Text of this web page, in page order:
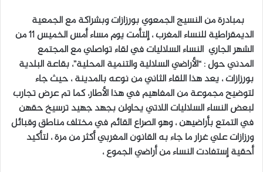
بمبادرة من النسيج الجمعوي بورزازات وبشراكة مع الجمعية
الديمقراطية للنساء المغرب ، إلتأمت يوم مساء أمس الخميس 11 من
الشهر الجاري النساء السلاليات في لقاء تواصلي مع المجتمع
المدني حول : “الأراضي السلالية والتنمية المحلية”، بقاعة البلدية
بورزازات ، يعد هذا اللقاء الثاني من نوعه بالمدينة ، حيث جاء
لتوضيح مجموعة من المفاهيم في هذا الأطار، كما تم عرض تجارب
لبعض النساء السلاليات اللاتي يحاولن بجهد جهيد ترسيخ حقهن
في التمتع بأراضيهن ، وهو الصراع القائم في مختلف مناطق وقبائل
ورزازات علي غرار ما جاء به القانون المغربي أكثر من مرة ، لتأكيد
أحقية إستفادت النساء من أراضي الجموع ،